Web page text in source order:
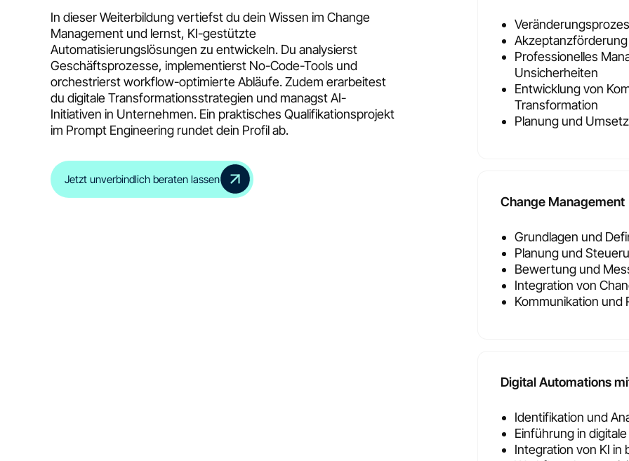
In dieser Weiterbildung vertiefst du dein Wissen im Change
Management und lernst, KI-gestützte
Automatisierungslösungen zu entwickeln. Du analysierst
Geschäftsprozesse, implementierst No-Code-Tools und
orchestrierst workflow-optimierte Abläufe. Zudem erarbeitest
du digitale Transformationsstrategien und managst AI-
Initiativen in Unternehmen. Ein praktisches Qualifikationsprojekt
im Prompt Engineering rundet dein Profil ab.
Jetzt unverbindlich beraten lassen
Professionelles
Unsicherheiten
Entwicklung von
Transformation
Planung und
Change Management
Grundlagen und
Planung und
Bewertung und
Integration von
Kommunikation und
Digital Automations
Identifikation und
Einführung in
Integration von KI